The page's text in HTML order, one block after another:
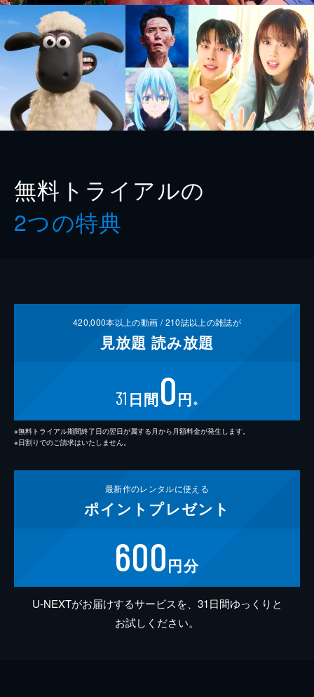
無料トライアルの
2つの特典
420,000本以上の動画 /210誌以上の雑誌が
見放題 読み放題
31 日間0円 ※
※無料トライアル期間終了日の翌日が属する月から月額料金が発生します。
※日割りでのご請求はいたしません。
最新作のレンタルに使える
ポイント プレゼント
600円分
U-NEXTがお届けするサービスを、31日間ゆっくりと
お試しください。